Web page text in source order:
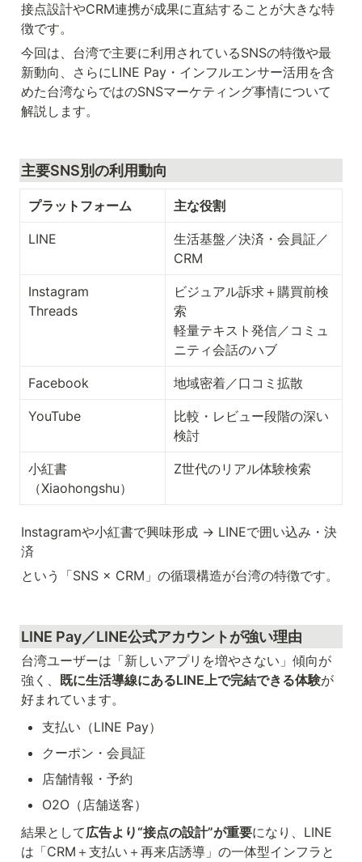
接点設計やCRM連携が成果に直結することが大きな特
徴です。
今回は、台湾で主要に利用されているSNSの特徴や最
新動向、さらにLINE Pay・インフルエンサー活用を含
めた台湾ならではのSNSマーケティング事情について
解説します。
主要SNS別の利用動向
プラットフォーム 主な役割
LINE
生活基盤／決済・会員証／
CRM
Instagram
Threads
ビジュアル訴求＋購買前検
索
軽量テキスト発信／コミュ
ニティ会話のハブ
Facebook 地域密着／口コミ拡散
YouTube
比較・レビュー段階の深い
検討
小紅書
（Xiaohongshu）
Z世代のリアル体験検索
Instagramや小紅書で興味形成 → LINEで囲い込み・決
済
という「SNS × CRM」の循環構造が台湾の特徴です。
LINE Pay／LINE公式アカウントが強い理由
台湾ユーザーは「新しいアプリを増やさない」傾向が
強く、 既に生活導線にあるLINE上で完結できる体験が
好まれています。
支払い（LINE Pay）
クーポン・会員証
店舗情報・予約
O2O（店舗送客）
結果として広告より“接点の設計”が重要になり、LINE
は「CRM＋支払い＋再来店誘導」の一体型インフラと